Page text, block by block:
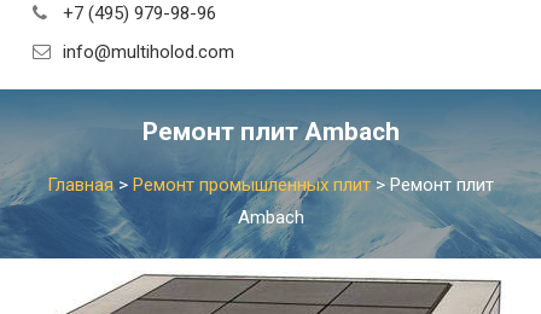
+7 (495) 979-98-96
info@multiholod.com
Ремонт плит Ambach
Главная > Ремонт промышленных плит> Ремонт плит
Ambach